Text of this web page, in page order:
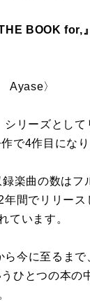
BOOK for,
Ayase〉
シリーズとして
で4作目になり
楽曲の数はフ
年間でリリー
ています。
ら今に至るま
ひとつの本の